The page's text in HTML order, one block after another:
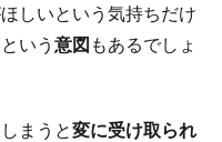
しいという気持ちだけ
いう 意図 もあるでしょ
まうと変に受け取られ